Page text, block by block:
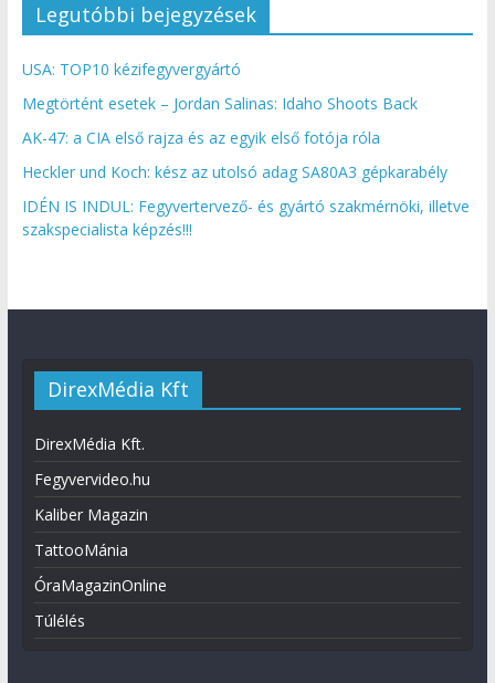
Legutóbbi bejegyzések
USA: TOP10 kézifegyvergyártó
Megtörtént esetek – Jordan Salinas: Idaho Shoots Back
AK-47: a CIA első rajza és az egyik első fotója róla
Heckler und Koch: kész az utolsó adag SA80A3 gépkarabély
IDÉN IS INDUL: Fegyvertervező- és gyártó szakmérnöki, illetve
szakspecialista képzés!!!
DirexMédia Kft
DirexMédia Kft.
Fegyvervideo.hu
Kaliber Magazin
TattooMánia
ÓraMagazinOnline
Túlélés